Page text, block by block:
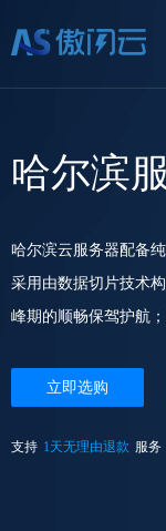
哈尔滨
哈尔滨云服务器配备
采用由数据切片技术
峰期的顺畅保驾护航
立即选购
支持 1天无理由退款 服务